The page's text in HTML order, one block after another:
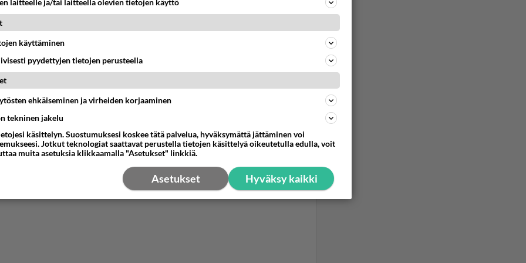
iloitesssaan toisten kohalla jatkoon pääsystä,kaikkien
naama ole muuta kuin irvistyjsessä vaikka muka onnitteleekin.
05-29 15:23:24
Kommentoi
laitteelle ja/tai laitteella olevien tietojen käyttö
käyttäminen
pyydettyjen tietojen perusteella
ehkäiseminen ja virheiden korjaaminen
tekninen jakelu
käsittelyn. Suostumuksesi koskee tätä palvelua, hyväksymättä jättäminen voi
Jotkut teknologiat saattavat perustella tietojen käsittelyä oikeutetulla edulla, voit
muita asetuksia klikkaamalla "Asetukset" linkkiä.
Hyväksy kaikki
Asetukset